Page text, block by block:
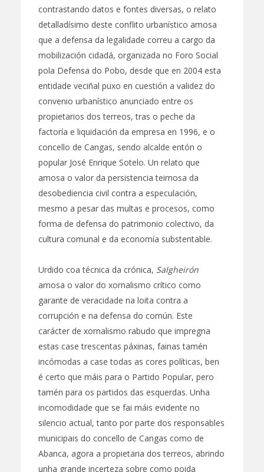
contrastando datos e fontes diversas, o relato
detalladísimo deste conflito urbanístico amosa
que a defensa da legalidade correu a cargo da
mobilización cidadá, organizada no Foro Social
pola Defensa do Pobo, desde que en 2004 esta
entidade veciñal puxo en cuestión a validez do
convenio urbanístico anunciado entre os
propietarios dos terreos, tras o peche da
factoría e liquidación da empresa en 1996, e o
concello de Cangas, sendo alcalde entón o
popular José Enrique Sotelo. Un relato que
amosa o valor da persistencia teimosa da
desobediencia civil contra a especulación,
mesmo a pesar das multas e procesos, como
forma de defensa do patrimonio colectivo, da
cultura comunal e da economía substentable.
Urdido coa técnica da crónica, Salgheirón
amosa o valor do xornalismo crítico como
garante de veracidade na loita contra a
corrupción e na defensa do común. Este
carácter de xornalismo rabudo que impregna
estas case trescentas páxinas, fainas tamén
incómodas a case todas as cores políticas, ben
é certo que máis para o Partido Popular, pero
tamén para os partidos das esquerdas. Unha
incomodidade que se fai máis evidente no
silencio actual, tanto por parte dos responsables
municipais do concello de Cangas como de
Abanca, agora a propietaria dos terreos, abrindo
unha grande incerteza sobre como poida